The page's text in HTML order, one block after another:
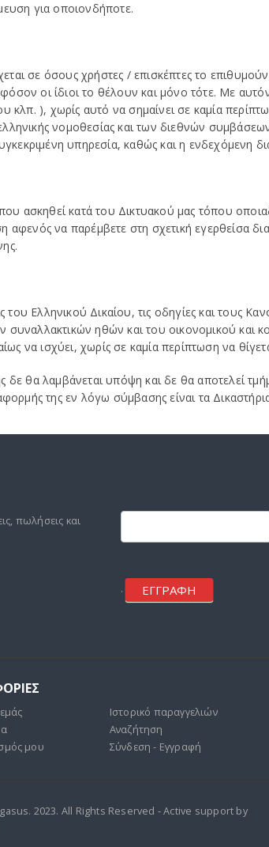
για οποιονδήποτε.
σε όσους χρήστες / επισκέπτες το
οι ίδιοι το θέλουν και μόνο τότε. Με
), χωρίς αυτό να σημαίνει σε καμία
νομοθεσίας και των διεθνών
υπηρεσία, καθώς και η ενδεχόμενη
ασκηθεί κατά του Δικτυακού μας τόπου
να παρέμβετε στη σχετική εγερθείσα
Ελληνικού Δικαίου, τις οδηγίες και τους
ηθών και του οικονομικού και
να ισχύει, χωρίς σε καμία περίπτωση να
θα λαμβάνεται υπόψη και δε θα αποτελεί
της εν λόγω σύμβασης είναι τα
πωλήσεις και
mailchimp
. ΕΓΓΡΑΦΗ
μου
Ιστορικό παραγγελιών
Αναζήτηση
Σύνδεση - Εγγραφή
2023. All Rights Reserved - Active support by